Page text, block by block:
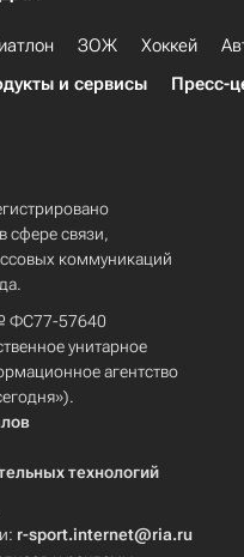
ЗОЖ Хоккей
и сервисы Пресс-
сфере связи,
коммуникаций
ФС77-57640
унитарное
агентство
технологий
r-sport.internet@ria.ru